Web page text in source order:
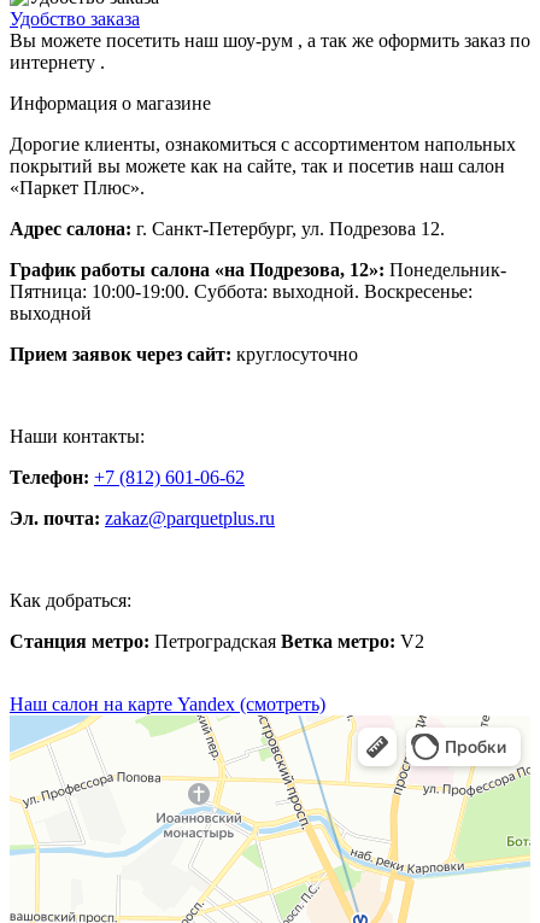
Удобство заказа
Вы можете посетить наш шоу-рум , а так же оформить заказ по
интернету .
Информация о магазине
Дорогие клиенты, ознакомиться с ассортиментом напольных
покрытий вы можете как на сайте, так и посетив наш салон
«Паркет Плюс».
Адрес салона: г. Санкт-Петербург, ул. Подрезова 12.
График работы салона «на Подрезова, 12»: Понедельник-
Пятница: 10:00-19:00. Суббота: выходной. Воскресенье:
выходной
Прием заявок через сайт: круглосуточно
Наши контакты:
Телефон: +7 (812) 601-06-62
Эл. почта: zakaz@parquetplus.ru
Как добраться:
Станция метро: Петроградская Ветка метро: V2
Наш салон на карте Yandex (смотреть)